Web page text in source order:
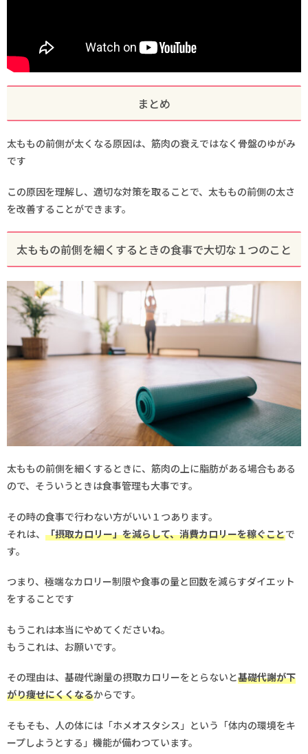
まとめ
太ももの前側が太くなる原因は、筋肉の衰えではなく骨盤のゆがみ
です
この原因を理解し、適切な対策を取ることで、太ももの前側の太さ
を改善することができます。
太ももの前側を細くするときの食事で大切な１つのこと
太ももの前側を細くするときに、筋肉の上に脂肪がある場合もある
ので、そういうときは食事管理も大事です。
その時の食事で行わない方がいい１つあります。
それは、 「摂取カロリー」を減らして、消費カロリーを稼ぐことで
す。
つまり、極端なカロリー制限や食事の量と回数を減らすダイエット
をすることです
もうこれは本当にやめてくださいね。
もうこれは、お願いです。
その理由は、基礎代謝量の摂取カロリーをとらないと基礎代謝が下
がり痩せにくくなるからです。
そもそも、人の体には「ホメオスタシス」という「体内の環境をキ
ープしようとする」機能が備わつています。